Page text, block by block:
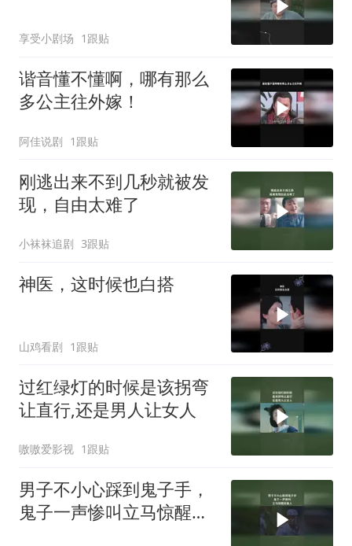
享受小剧场 1跟贴
谐音懂不懂啊，哪有那么
多公主往外嫁！
阿佳说剧 1跟贴
刚逃出来不到几秒就被发
现，自由太难了
小袜袜追剧 3跟贴
神医，这时候也白搭
山鸡看剧 1跟贴
过红绿灯的时候是该拐弯
让直行,还是男人让女人
嗷嗷爱影视 1跟贴
男子不小心踩到鬼子手，
鬼子一声惨叫立马惊醒其